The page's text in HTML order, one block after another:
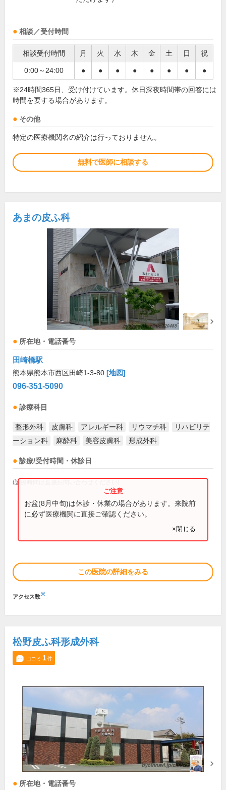
相談／受付時間
相談受付時間 月 火 水 木 金 土 日 祝
0:00～24:00 ● ● ● ● ● ● ● ●
※24時間365日、受け付けています。休日深夜時間帯の回答には
時間を要する場合があります。
その他
特定の医療機関名の紹介は行っておりません。
無料で医師に相談する
あまの皮ふ科
所在地・電話番号
田崎橋駅
熊本県熊本市西区田崎1-3-80 [地図]
096-351-5090
診療科目
整形外科 皮膚科 アレルギー科 リウマチ科
リハビリテ
ーション科
麻酔科 美容皮膚科 形成外科
診療/受付時間・休診日
(診療時間は直接お問い合わせください)
お盆(8月中旬)は休診・休業の場合があります。来院前
に必ず医療機関に直接ご確認ください。
×閉じる
この医院の詳細をみる
アクセス数※
松野皮ふ科形成外科
口コミ 1件
所在地・電話番号